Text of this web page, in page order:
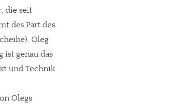
die seit
des Part des
Oleg
ist genau das
und Technik.
Olegs